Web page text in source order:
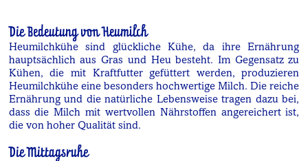
Die Bedeutung von Heumilch
Heumilchkühe sind glückliche Kühe, da ihre Ernährung
hauptsächlich aus Gras und Heu besteht. Im Gegensatz zu
Kühen, die mit Kraftfutter gefüttert werden, produzieren
Heumilchkühe eine besonders hochwertige Milch. Die reiche
Ernährung und die natürliche Lebensweise tragen dazu bei,
dass die Milch mit wertvollen Nährstoffen angereichert ist,
die von hoher Qualität sind.
Die Mittagsruhe